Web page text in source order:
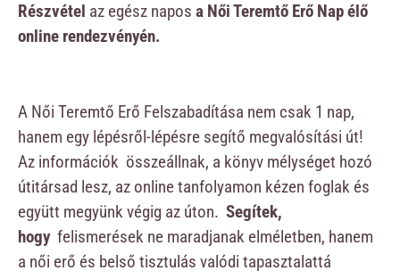
Részvétel az egész napos a Női Teremtő Erő Nap élő
online rendezvényén.
A Női Teremtő Erő Felszabadítása nem csak 1 nap,
hanem egy lépésről-lépésre segítő megvalósítási út!
Az információk összeállnak, a könyv mélységet hozó
útitársad lesz, az online tanfolyamon kézen foglak és
együtt megyünk végig az úton. Segítek,
hogy felismerések ne maradjanak elméletben, hanem
a női erő és belső tisztulás valódi tapasztalattá